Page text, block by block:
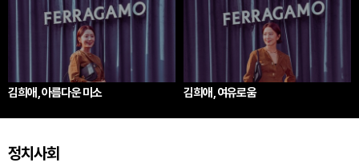
김희애, 아름다운 미소 김희애, 여유로움
정치사회